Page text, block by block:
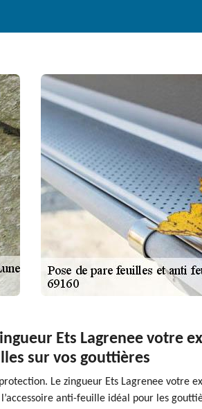
Ets Lagrenee votre
sur vos gouttières
Le zingueur Ets Lagrenee votre
anti-feuille idéal pour les